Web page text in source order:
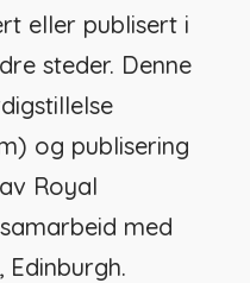
eller publisert i
steder. Denne
og publisering
Royal
med